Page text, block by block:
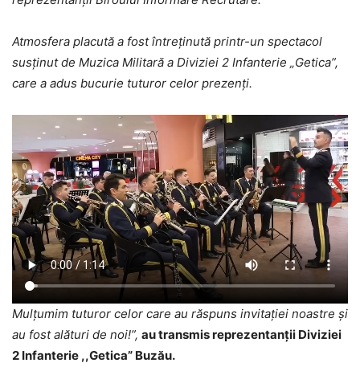
Atmosfera placută a fost întreținută printr-un spectacol
susținut de Muzica Militară a Diviziei 2 Infanterie „Getica”,
care a adus bucurie tuturor celor prezenți.
Mulțumim tuturor celor care au răspuns invitației noastre și
au fost alături de noi!”, au transmis reprezentanții Diviziei
2 Infanterie ,,Getica” Buzău.